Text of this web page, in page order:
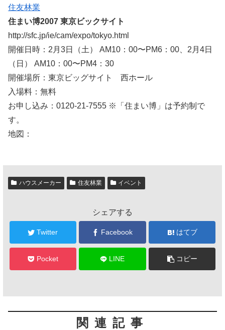
住友林業
住まい博2007 東京ビックサイト
http://sfc.jp/ie/cam/expo/tokyo.html
開催日時：2月3日（土） AM10：00〜PM6：00、2月4日
（日） AM10：00〜PM4：30
開催場所：東京ビッグサイト 西ホール
入場料：無料
お申し込み：0120-21-7555 ※「住まい博」は予約制で
す。
地図：
ハウスメーカー 住友林業 イベント
シェアする
Twitter Facebook はてブ
Pocket LINE コピー
関連記事